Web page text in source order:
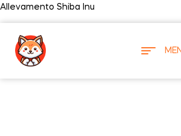
Allevamento Shiba Inu